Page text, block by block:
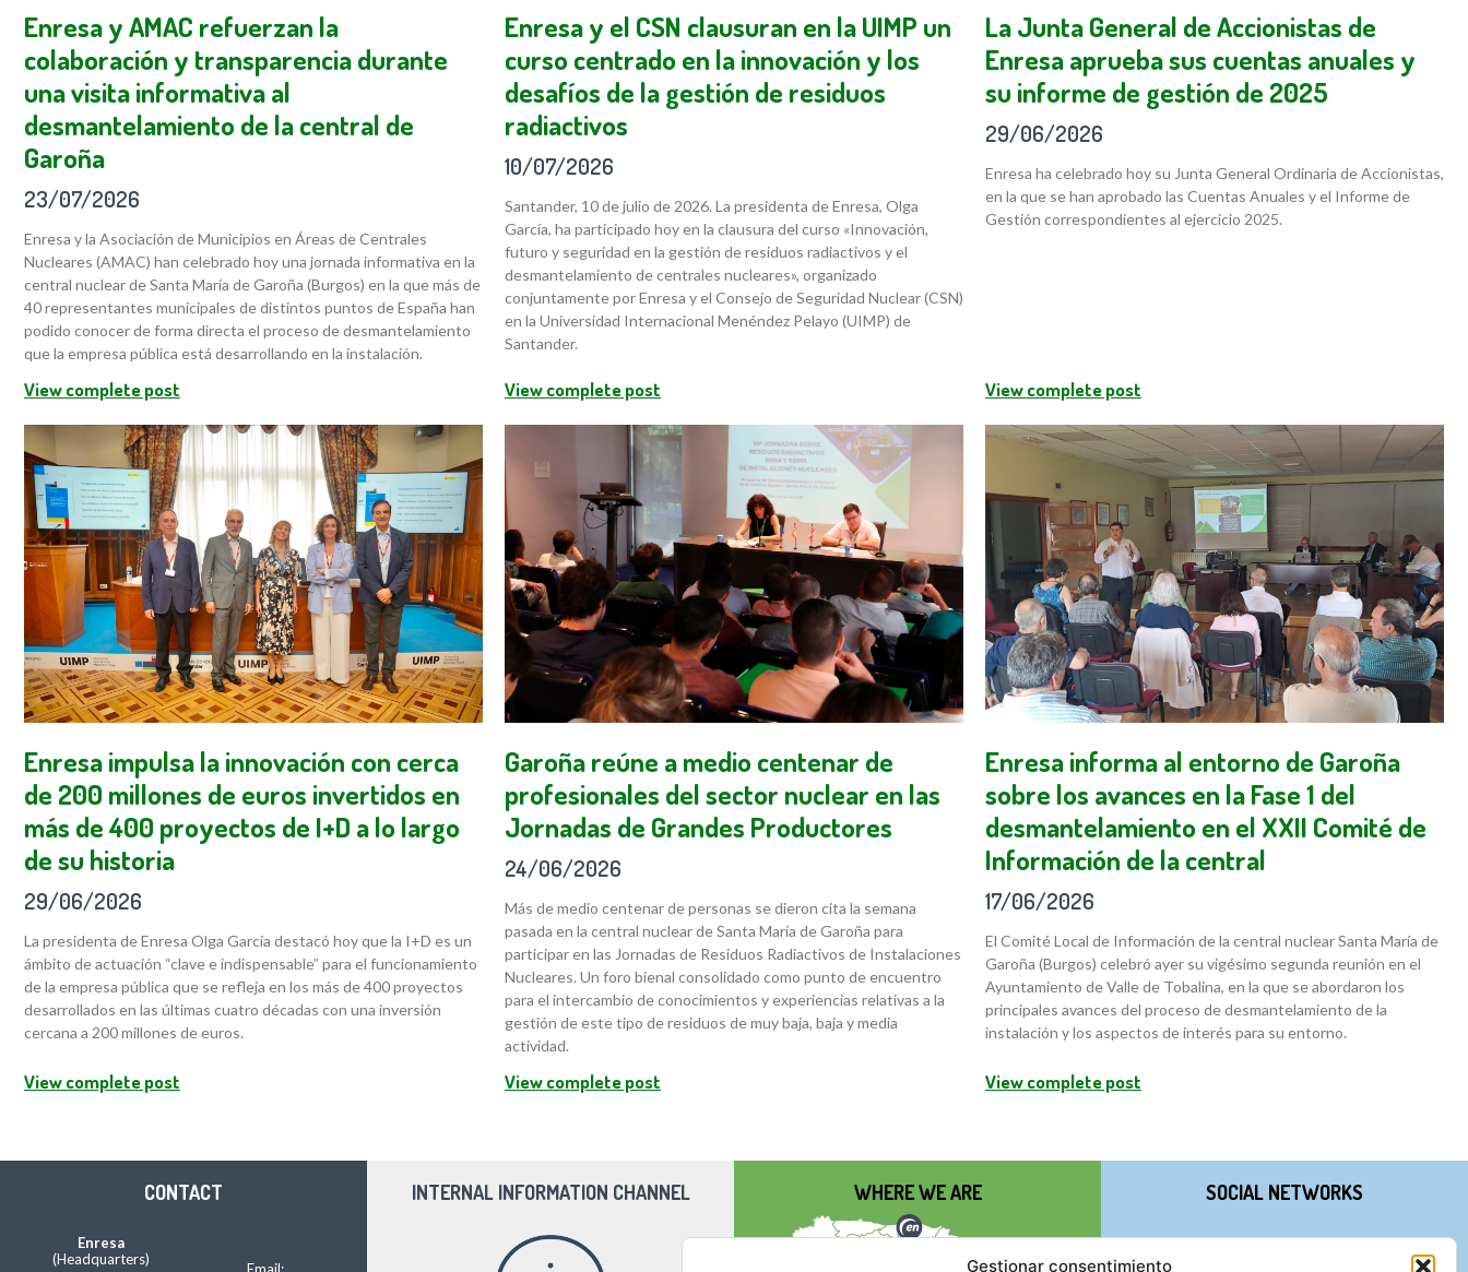
Gestionar consentimiento
Enresa y AMAC refuerzan la
colaboración y transparencia durante
una visita informativa al
desmantelamiento de la central de
Garoña
23/07/2026
Enresa y la Asociación de Municipios en Áreas de Centrales
Nucleares (AMAC) han celebrado hoy una jornada informativa en la
central nuclear de Santa María de Garoña (Burgos) en la que más de
40 representantes municipales de distintos puntos de España han
podido conocer de forma directa el proceso de desmantelamiento
que la empresa pública está desarrollando en la instalación.
View complete post
Enresa y el CSN clausuran en la UIMP un
curso centrado en la innovación y los
desafíos de la gestión de residuos
radiactivos
10/07/2026
Santander, 10 de julio de 2026. La presidenta de Enresa, Olga
García, ha participado hoy en la clausura del curso «Innovación,
futuro y seguridad en la gestión de residuos radiactivos y el
desmantelamiento de centrales nucleares», organizado
conjuntamente por Enresa y el Consejo de Seguridad Nuclear (CSN)
en la Universidad Internacional Menéndez Pelayo (UIMP) de
Santander.
View complete post
La Junta General de Accionistas de
Enresa aprueba sus cuentas anuales y
su informe de gestión de 2025
29/06/2026
Enresa ha celebrado hoy su Junta General Ordinaria de Accionistas,
en la que se han aprobado las Cuentas Anuales y el Informe de
Gestión correspondientes al ejercicio 2025.
View complete post
Enresa impulsa la innovación con cerca
de 200 millones de euros invertidos en
más de 400 proyectos de I+D a lo largo
de su historia
29/06/2026
La presidenta de Enresa Olga García destacó hoy que la I+D es un
ámbito de actuación “clave e indispensable” para el funcionamiento
de la empresa pública que se refleja en los más de 400 proyectos
desarrollados en las últimas cuatro décadas con una inversión
cercana a 200 millones de euros.
View complete post
Garoña reúne a medio centenar de
profesionales del sector nuclear en las
Jornadas de Grandes Productores
24/06/2026
Más de medio centenar de personas se dieron cita la semana
pasada en la central nuclear de Santa María de Garoña para
participar en las Jornadas de Residuos Radiactivos de Instalaciones
Nucleares. Un foro bienal consolidado como punto de encuentro
para el intercambio de conocimientos y experiencias relativas a la
gestión de este tipo de residuos de muy baja, baja y media
actividad.
View complete post
Enresa informa al entorno de Garoña
sobre los avances en la Fase 1 del
desmantelamiento en el XXII Comité de
Información de la central
17/06/2026
El Comité Local de Información de la central nuclear Santa María de
Garoña (Burgos) celebró ayer su vigésimo segunda reunión en el
Ayuntamiento de Valle de Tobalina, en la que se abordaron los
principales avances del proceso de desmantelamiento de la
instalación y los aspectos de interés para su entorno.
View complete post
CONTACT
Enresa
(Headquarters)
INTERNAL INFORMATION CHANNEL WHERE WE ARE SOCIAL NETWORKS